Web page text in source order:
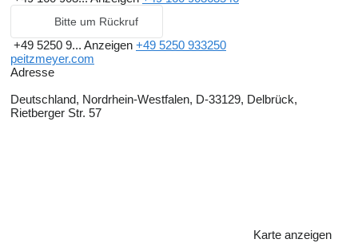
Bitte um Rückruf
+49 5250 9... Anzeigen +49 5250 933250
peitzmeyer.com
Adresse
Deutschland, Nordrhein-Westfalen, D-33129, Delbrück,
Rietberger Str. 57
Karte anzeigen